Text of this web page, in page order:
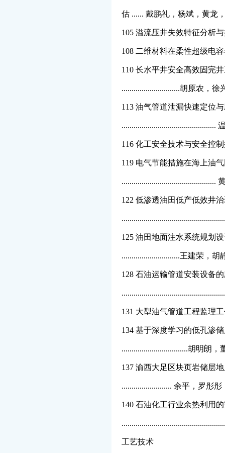
估 ...... 戴鹏礼，杨斌，黄龙
105 溢流压井失效特征分析
108 二维材料在柔性超级电
110 长水平井安全高效固完
.............................胡原农，
113 油气管道泄漏快速定位
...............................................
116 化工安全技术与安全控
119 电气节能措施在海上油
...............................................
122 低渗透油田低产低效井
125 油田地面注水系统规划
.............................王建荣，
128 石油运输管道安装设备
131 大型油气管道工程监理
134 基于深度学习的低孔渗
.................................胡明朗
137 渝西大足区块页岩储层
......................... 余平，罗彤
140 石油化工行业余热利用
工艺技术